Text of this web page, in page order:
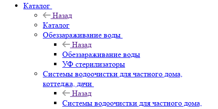
Каталог
Назад
Каталог
Обеззараживание воды
Назад
Обеззараживание воды
УФ стерилизаторы
Системы водоочистки для частного дома,
коттеджа, дачи
Назад
Системы водоочистки для частного дома,